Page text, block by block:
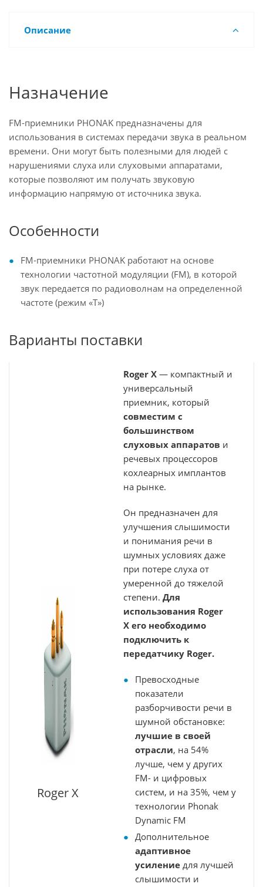
Описание
Назначение
FM-приемники PHONAK предназначены для
использования в системах передачи звука в реальном
времени. Они могут быть полезными для людей с
нарушениями слуха или слуховыми аппаратами,
которые позволяют им получать звуковую
информацию напрямую от источника звука.
Особенности
FM-приемники PHONAK работают на основе
технологии частотной модуляции (FM), в которой
звук передается по радиоволнам на определенной
частоте (режим «Т»)
Варианты поставки
Roger X
Roger X — компактный и
универсальный
приемник, который
совместим с
большинством
слуховых аппаратов и
речевых процессоров
кохлеарных имплантов
на рынке.
Он предназначен для
улучшения слышимости
и понимания речи в
шумных условиях даже
при потере слуха от
умеренной до тяжелой
степени. Для
использования Roger
X его необходимо
подключить к
передатчику Roger.
Превосходные
показатели
разборчивости речи в
шумной обстановке:
лучшие в своей
отрасли, на 54%
лучше, чем у других
FM- и цифровых
систем, и на 35%, чем у
технологии Phonak
Dynamic FM
Дополнительное
адаптивное
усиление для лучшей
слышимости и